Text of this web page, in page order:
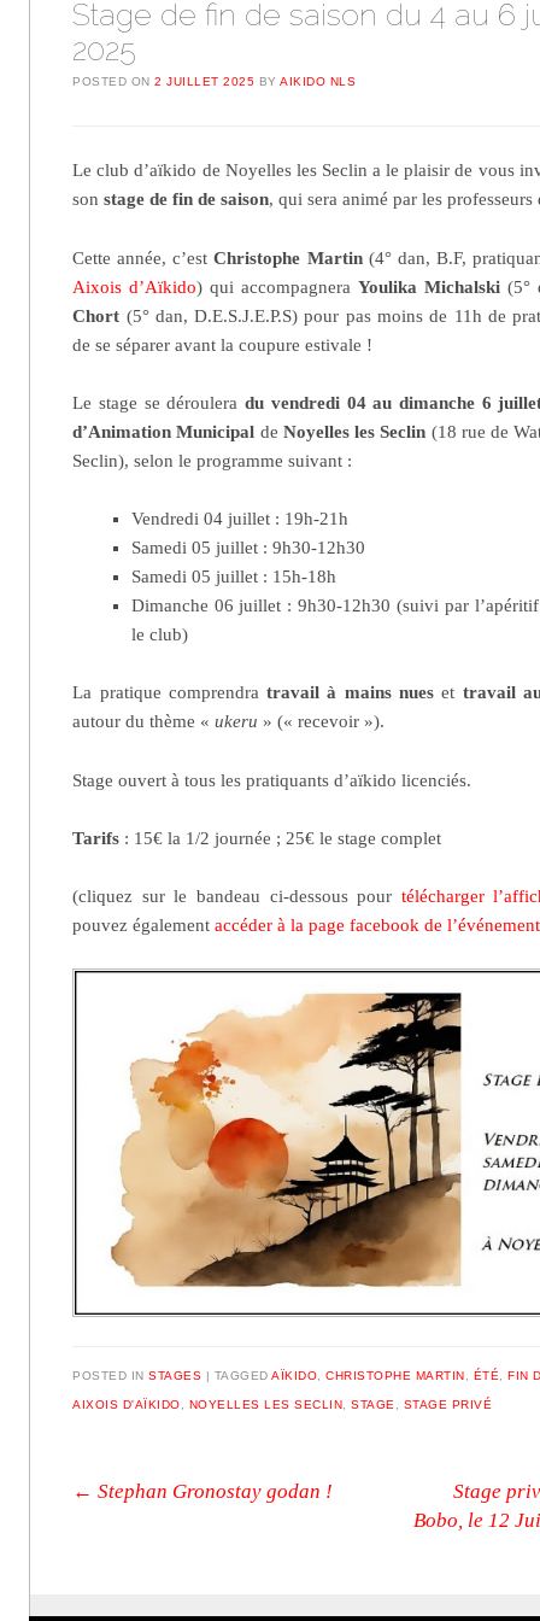
Stage de fin de saison du 4 au 6
2025
POSTED ON2 JUILLET 2025 BYAIKIDO NLS
Le club d’aïkido de Noyelles les Seclin a le plaisir de vous
son stage de fin de saison, qui sera animé par les
Cette année, c’estChristophe Martin (4° dan, B.F,
Aixois d’Aïkido) qui accompagnera Youlika Michalski(5°
Chort (5° dan, D.E.S.J.E.P.S) pour pas moins de 11h de
de se séparer avant la coupure estivale !
Le stage se dérouleradu vendredi 04 au dimanche 6
d’Animation Municipal de Noyelles les Seclin (18 rue de
Seclin), selon le programme suivant :
Vendredi 04 juillet : 19h-21h
Samedi 05 juillet : 9h30-12h30
Samedi 05 juillet : 15h-18h
Dimanche 06 juillet : 9h30-12h30 (suivi par
le club)
La pratique comprendratravail à mains nues et travail
autour du thème «ukeru » (« recevoir »).
Stage ouvert à tous les pratiquants d’aïkido licenciés.
Tarifs : 15€ la 1/2 journée ; 25€ le stage complet
(cliquez sur le bandeau ci-dessous pour télécharger
pouvez égalementaccéder à la page facebook de
POSTED INSTAGES | TAGGEDAÏKIDO ,CHRISTOPHE MARTIN ÉTÉ ,FIN
AIXOIS D'AÏKIDO NOYELLES LES SECLIN ,STAGE STAGE PRIVÉ
Post navigation
← Stephan Gronostay godan !
Stage
Bobo, le 12